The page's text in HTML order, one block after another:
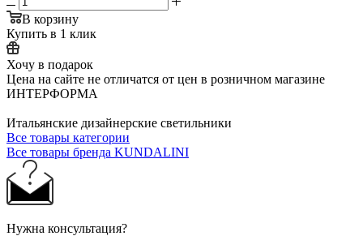
В корзину
Купить в 1 клик
Хочу в подарок
Цена на сайте не отличатся от цен в розничном магазине
ИНТЕРФОРМА
Итальянские дизайнерские светильники
Все товары категории
Все товары бренда KUNDALINI
Нужна консультация?